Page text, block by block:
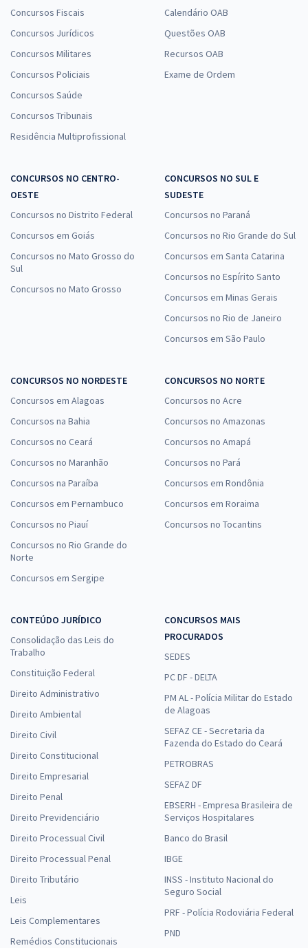
Concursos Fiscais
Concursos Jurídicos
Concursos Militares
Concursos Policiais
Concursos Saúde
Concursos Tribunais
Residência Multiprofissional
Calendário OAB
Questões OAB
Recursos OAB
Exame de Ordem
CONCURSOS NO CENTRO-
OESTE
Concursos no Distrito Federal
Concursos em Goiás
Concursos no Mato Grosso do
Sul
Concursos no Mato Grosso
CONCURSOS NO SUL E
SUDESTE
Concursos no Paraná
Concursos no Rio Grande do Sul
Concursos em Santa Catarina
Concursos no Espírito Santo
Concursos em Minas Gerais
Concursos no Rio de Janeiro
Concursos em São Paulo
CONCURSOS NO NORDESTE
Concursos em Alagoas
Concursos na Bahia
Concursos no Ceará
Concursos no Maranhão
Concursos na Paraíba
Concursos em Pernambuco
Concursos no Piauí
Concursos no Rio Grande do
Norte
Concursos em Sergipe
CONCURSOS NO NORTE
Concursos no Acre
Concursos no Amazonas
Concursos no Amapá
Concursos no Pará
Concursos em Rondônia
Concursos em Roraima
Concursos no Tocantins
CONTEÚDO JURÍDICO
Consolidação das Leis do
Trabalho
Constituição Federal
Direito Administrativo
Direito Ambiental
Direito Civil
Direito Constitucional
Direito Empresarial
Direito Penal
Direito Previdenciário
Direito Processual Civil
Direito Processual Penal
Direito Tributário
Leis
Leis Complementares
Remédios Constitucionais
CONCURSOS MAIS
PROCURADOS
SEDES
PC DF - DELTA
PM AL - Polícia Militar do Estado
de Alagoas
SEFAZ CE - Secretaria da
Fazenda do Estado do Ceará
PETROBRAS
SEFAZ DF
EBSERH - Empresa Brasileira de
Serviços Hospitalares
Banco do Brasil
IBGE
INSS - Instituto Nacional do
Seguro Social
PRF - Polícia Rodoviária Federal
PND